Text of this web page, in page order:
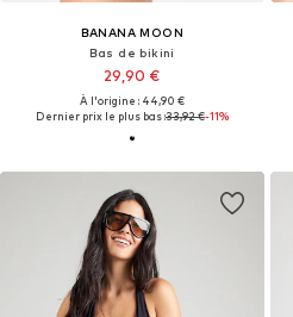
BANANA MOON
Bas de bikini
29,90 €
À l'origine : 44,90 €
Dernier prix le plus bas :33,92 €-11%